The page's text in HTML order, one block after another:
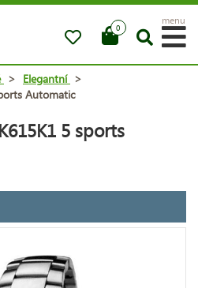
0
menu
> Elegantní >
Automatic
5 sports